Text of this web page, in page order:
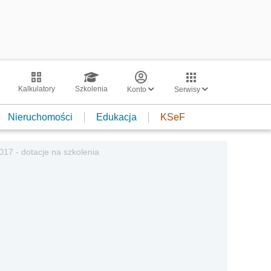
Kalkulatory Szkolenia Konto Serwisy
Nieruchomości Edukacja KSeF
- dotacje na szkolenia